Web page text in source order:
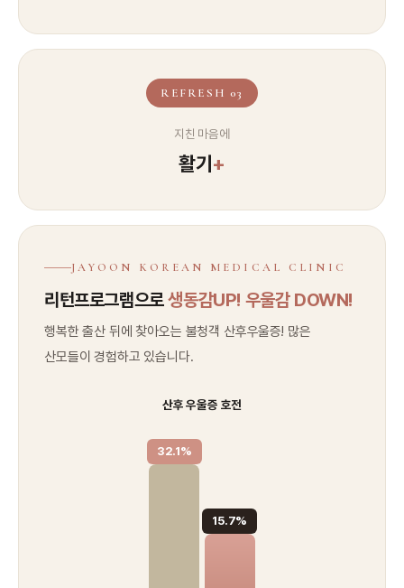
REFRESH 03
지친 마음에
활기+
JAYOON KOREAN MEDICAL CLINIC
리턴프로그램으로생동감UP! 우울감 DOWN!
행복한 출산 뒤에 찾아오는 불청객 산후우울증! 많은
산모들이 경험하고 있습니다.
산후 우울증 호전
32.1%
15.7%